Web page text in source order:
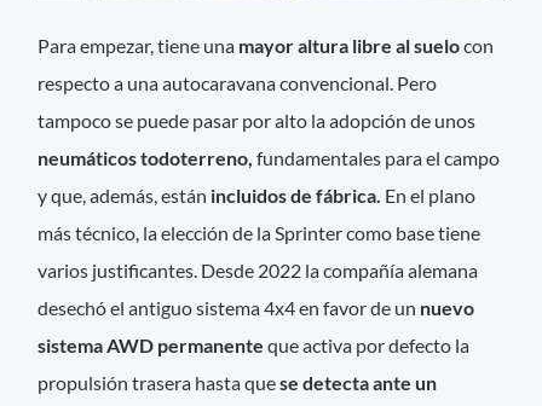
Para empezar, tiene una mayor altura libre al suelocon
respecto a una autocaravana convencional. Pero
tampoco se puede pasar por alto la adopción de unos
neumáticos todoterreno, fundamentales para el campo
y que, además, están incluidos de fábrica. En el plano
más técnico, la elección de la Sprinter como base tiene
varios justificantes. Desde 2022 la compañía alemana
desechó el antiguo sistema 4x4 en favor de un nuevo
sistema AWD permanenteque activa por defecto la
propulsión trasera hasta quese detecta ante un